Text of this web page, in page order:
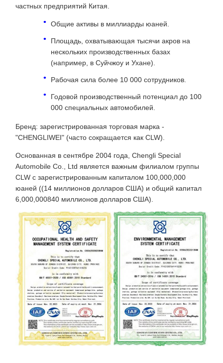
частных предприятий Китая.
Общие активы в миллиарды юаней.
Площадь, охватывающая тысячи акров на
нескольких производственных базах
(например, в Суйчжоу и Ухане).
Рабочая сила более 10 000 сотрудников.
Годовой производственный потенциал до 100
000 специальных автомобилей.
Бренд: зарегистрированная торговая марка -
"CHENGLIWEI" (часто сокращается как CLW).
Основанная в сентябре 2004 года, Chengli Special
Automobile Co., Ltd является важным филиалом группы
CLW с зарегистрированным капиталом 100,000,000
юаней ((14 миллионов долларов США) и общий капитал
6,000,000840 миллионов долларов США).